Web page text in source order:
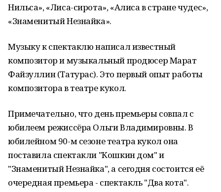
Нильса», «Лиса-сирота», «Алиса в стране чудес»,
«Знаменитый Незнайка».
Музыку к спектаклю написал известный
композитор и музыкальный продюсер Марат
Файзуллин (Татурас). Это первый опыт работы
композитора в театре кукол.
Примечательно, что день премьеры совпал с
юбилеем режиссёра Ольги Владимировны. В
юбилейном 90-м сезоне театра кукол она
поставила спектакли "Кошкин дом" и
"Знаменитый Незнайка", а сегодня состоится её
очередная премьера - спектакль "Два кота".